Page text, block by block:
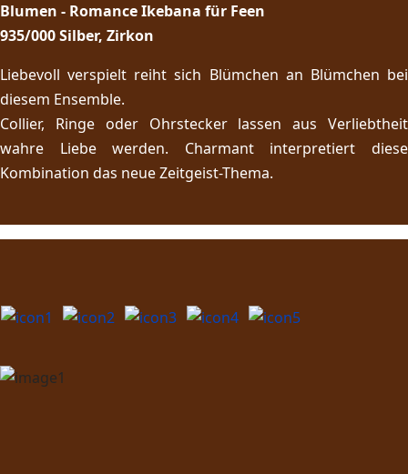
Blumen - Romance Ikebana für Feen
935/000 Silber, Zirkon
Liebevoll verspielt reiht sich Blümchen an Blümchen bei
diesem Ensemble.
Collier, Ringe oder Ohrstecker lassen aus Verliebtheit
wahre Liebe werden. Charmant interpretiert diese
Kombination das neue Zeitgeist-Thema.